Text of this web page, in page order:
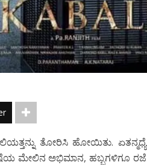
ತೋರಿಸಿ ಹೋಯಿತು. ಏತನ್ಮಧ್ಯೆ
ಮೇಲಿನ ಅಭಿಮಾನ, ಹಬ್ಬಗಳಿಗೂ ರಜೆ